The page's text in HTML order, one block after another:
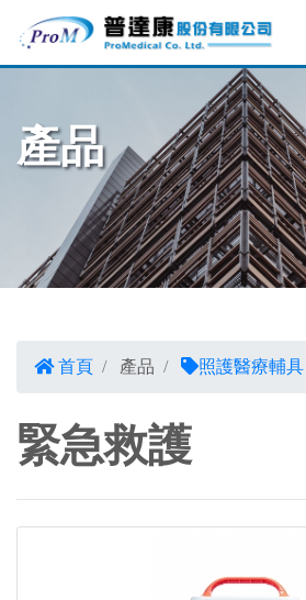
產品
首頁 產品 照護醫療輔具
緊急救護